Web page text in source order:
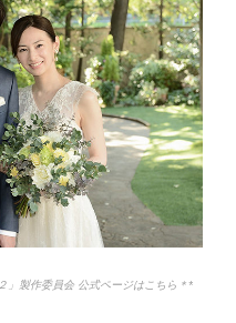
」製作委員会 公式ページはこちら＊*